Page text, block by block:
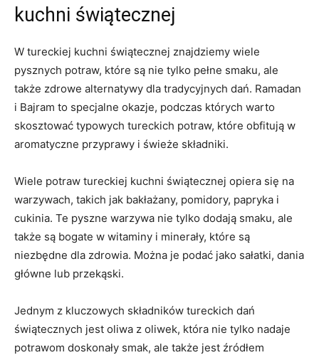
kuchni świątecznej
W tureckiej kuchni świątecznej znajdziemy wiele⁤
pysznych⁣ potraw,‌ które są nie tylko⁢ pełne smaku,⁢ ale
także​ zdrowe ⁤alternatywy dla tradycyjnych‌ dań. Ramadan
i ⁤Bajram to⁢ specjalne⁤ okazje, ​podczas których warto
skosztować typowych tureckich ​potraw, ⁣które obfitują w
aromatyczne przyprawy i świeże składniki.
Wiele ‌potraw⁢ tureckiej kuchni⁣ świątecznej opiera się‍ na
warzywach, takich jak bakłażany, pomidory, papryka i
cukinia. Te pyszne⁢ warzywa nie tylko⁢ dodają smaku, ale
także są bogate w witaminy⁢ i​ minerały, które są
niezbędne dla zdrowia. Można‌ je ‍podać jako sałatki, dania
główne lub ‌przekąski.
Jednym ​z kluczowych ‍składników tureckich dań
świątecznych jest oliwa z oliwek, która nie tylko nadaje
potrawom doskonały smak, ale ‍także‍ jest źródłem